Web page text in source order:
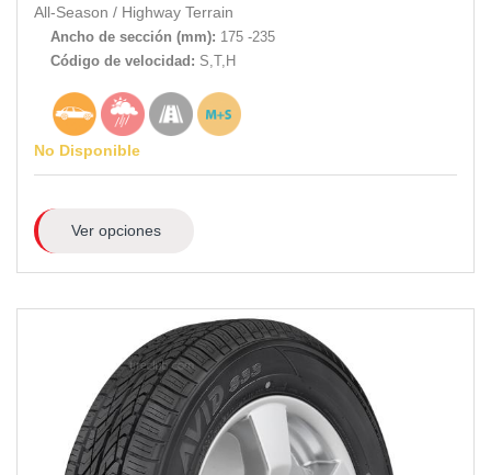
All-Season / Highway Terrain
Ancho de sección (mm): 175 -235
Código de velocidad: S,T,H
No Disponible
Ver opciones